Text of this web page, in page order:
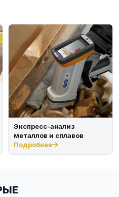
Экспресс-анализ
металлов и сплавов
Подробнее